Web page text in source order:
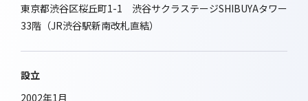
東京都渋谷区桜丘町1-1 渋谷サクラステージSHIBUYAタワー
33階（JR渋谷駅新南改札直結）
設立
2002年1月